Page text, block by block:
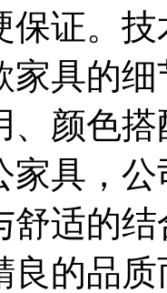
保证。
家具的
、颜色
家具，
舒适的
良的品